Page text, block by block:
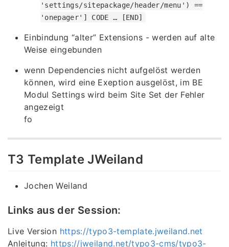
'settings/sitepackage/header/menu') ==
'onepager'] CODE … [END]
Einbindung “alter” Extensions - werden auf alte
Weise eingebunden
wenn Dependencies nicht aufgelöst werden
können, wird eine Exeption ausgelöst, im BE
Modul Settings wird beim Site Set der Fehler
angezeigt
fo
T3 Template JWeiland
Jochen Weiland
Links aus der Session:
Live Version https://typo3-template.jweiland.net
Anleitung: https://jweiland.net/typo3-cms/typo3-